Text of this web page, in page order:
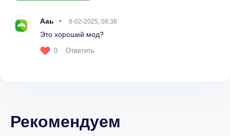
Ааь 8-02-2025, 08:38
Это хороший мод?
0 Ответить
Рекомендуем